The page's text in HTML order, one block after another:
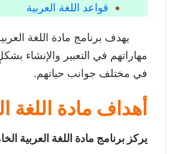
قواعد اللغة العربية
يهدف برنامج مادة اللغة
مهاراتهم في التعبير والإنشاء
في مختلف جوانب حياتهم.
أهداف مادة اللغة
يركز برنامج مادة اللغة العربية